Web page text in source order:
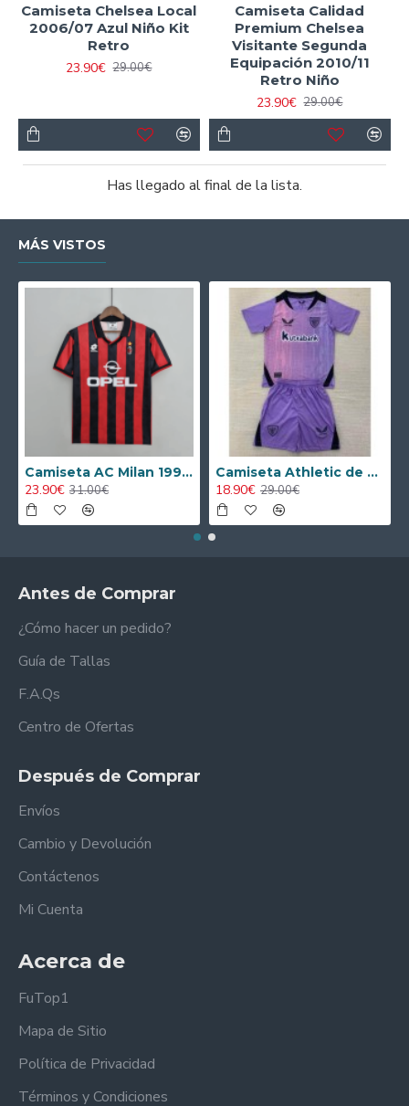
Camiseta Chelsea Local
2006/07 Azul Niño Kit
Retro
23.90€ 29.00€
Camiseta Calidad
Premium Chelsea
Visitante Segunda
Equipación 2010/11
Retro Niño
23.90€ 29.00€
Has llegado al final de la lista.
MÁS VISTOS
Camiseta AC Milan 1995/1996 Local Retro
23.90€ 31.00€
Camiseta Athletic de Bilbao 2024/2025 Alternativo Niño Kit
18.90€ 29.00€
Antes de Comprar
¿Cómo hacer un pedido?
Guía de Tallas
F.A.Qs
Centro de Ofertas
Después de Comprar
Envíos
Cambio y Devolución
Contáctenos
Mi Cuenta
Acerca de
FuTop1
Mapa de Sitio
Política de Privacidad
Términos y Condiciones